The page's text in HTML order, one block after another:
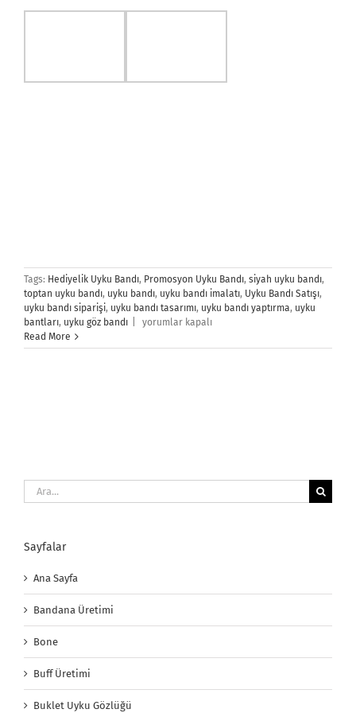
Tags: Hediyelik Uyku Bandı, Promosyon Uyku Bandı, siyah uyku bandı,
toptan uyku bandı, uyku bandı, uyku bandı imalatı, Uyku Bandı Satışı,
uyku bandı siparişi, uyku bandı tasarımı, uyku bandı yaptırma, uyku
bantları, uyku göz bandı
Uyku
için
yorumlar kapalı
Read More
Ara:
Sayfalar
Ana Sayfa
Bandana Üretimi
Bone
Buff Üretimi
Buklet Uyku Gözlüğü